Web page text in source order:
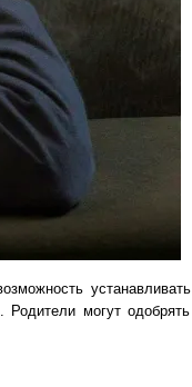
устанавливать
Родители могут одобрять